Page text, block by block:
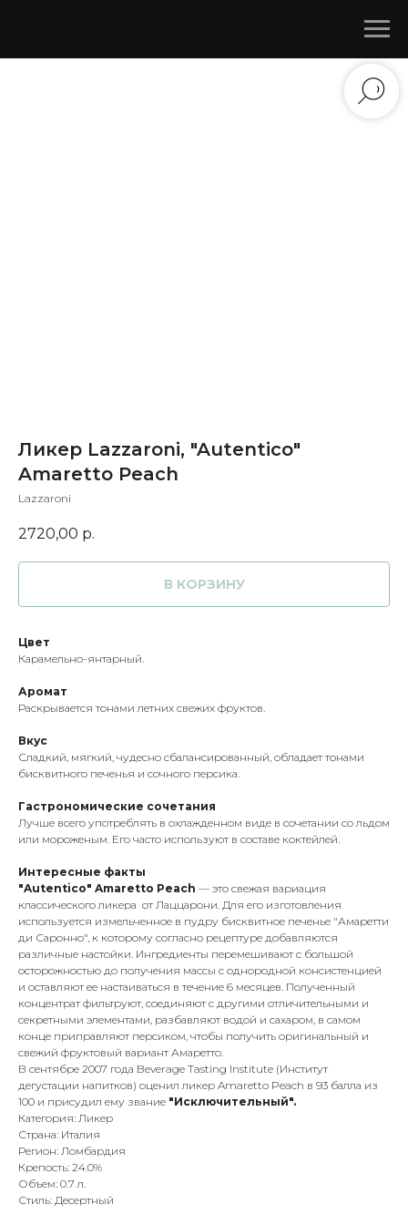
Ликер Lazzaroni, "Autentico"
Amaretto Peach
Lazzaroni
2720,00 р.
В КОРЗИНУ
Цвет
Карамельно-янтарный.
Аромат
Раскрывается тонами летних свежих фруктов.
Вкус
Сладкий, мягкий, чудесно сбалансированный, обладает тонами
бисквитного печенья и сочного персика.
Гастрономические сочетания
Лучше всего употреблять в охлажденном виде в сочетании со льдом
или мороженым. Его часто используют в составе коктейлей.
Интересные факты
"Autentico" Amaretto Peach — это свежая вариация
классического ликера от Лаццарони. Для его изготовления
используется измельченное в пудру бисквитное печенье "Амаретти
ди Саронно", к которому согласно рецептуре добавляются
различные настойки. Ингредиенты перемешивают с большой
осторожностью до получения массы с однородной консистенцией
и оставляют ее настаиваться в течение 6 месяцев. Полученный
концентрат фильтруют, соединяют с другими отличительными и
секретными элементами, разбавляют водой и сахаром, в самом
конце приправляют персиком, чтобы получить оригинальный и
свежий фруктовый вариант Амаретто.
В сентябре 2007 года Beverage Tasting Institute (Институт
дегустации напитков) оценил ликер Amaretto Peach в 93 балла из
100 и присудил ему звание "Исключительный".
Категория: Ликер
Страна: Италия
Регион: Ломбардия
Крепость: 24.0%
Объем: 0.7 л.
Стиль: Десертный